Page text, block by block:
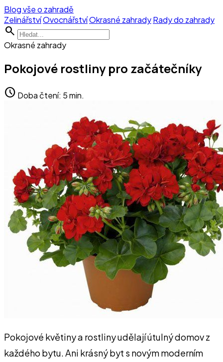
Blog vše o zahradě
ZelinářstvíOvocnářstvíOkrasné zahradyRady do zahrady
search
Okrasné zahrady
Pokojové rostliny pro začátečníky
schedule Doba čtení: 5 min.
Pokojové květiny a rostliny udělají útulný domov z
každého bytu. Ani krásný byt s novým moderním